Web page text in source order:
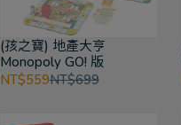
(孩之寶) 地產大亨
Monopoly GO! 版
NT$559NT$699